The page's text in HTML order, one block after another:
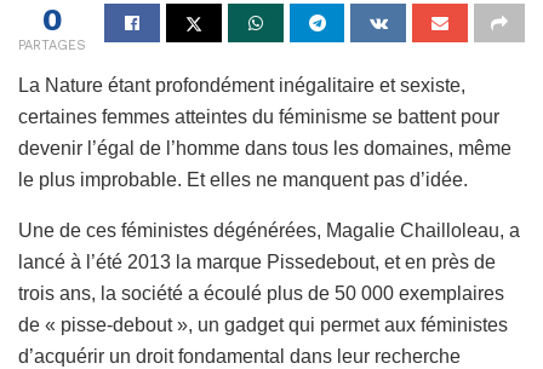
0
PARTAGES
La Nature étant profondément inégalitaire et sexiste,
certaines femmes atteintes du féminisme se battent pour
devenir l’égal de l’homme dans tous les domaines, même
le plus improbable. Et elles ne manquent pas d’idée.
Une de ces féministes dégénérées, Magalie Chailloleau, a
lancé à l’été 2013 la marque Pissedebout, et en près de
trois ans, la société a écoulé plus de 50 000 exemplaires
de « pisse-debout », un gadget qui permet aux féministes
d’acquérir un droit fondamental dans leur recherche